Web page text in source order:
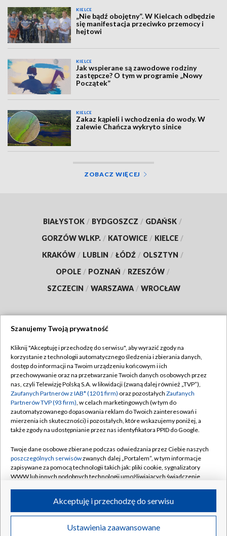
KIELCE
„Nie bądź obojętny”. W Kielcach odbędzie
się manifestacja przeciwko przemocy i
hejtowi
KIELCE
Jak wspierane są zawodowe rodziny
zastępcze? O tym w programie „Nowy
Początek”
KIELCE
Zakaz kąpieli i wchodzenia do wody. W
zalewie Chańcza wykryto sinice
ZOBACZ WIĘCEJ
BIAŁYSTOK / BYDGOSZCZ / GDAŃSK /
GORZÓW WLKP. / KATOWICE / KIELCE /
KRAKÓW / LUBLIN / ŁÓDŹ / OLSZTYN /
OPOLE / POZNAŃ / RZESZÓW /
SZCZECIN / WARSZAWA / WROCŁAW
TVP
Abonament TVP
Emisja w TVP
Centrum informacji TVP
Naziemna Telewizja Cyfrowa
Rada Programowa
System NOS
Informacje o nadawcy
Program dla prasy
Regulamin TVP
Polityka prywatności
Moje zgody
Pomoc
Kontakt
Kanały
©2026 Telewizja Polska S.A. w likwidacji
Szanujemy Twoją prywatność
Kliknij "Akceptuję i przechodzę do serwisu", aby wyrazić zgody na
korzystanie z technologii automatycznego śledzenia i zbierania danych,
dostęp do informacji na Twoim urządzeniu końcowym i ich
przechowywanie oraz na przetwarzanie Twoich danych osobowych przez
nas, czyli Telewizję Polską S.A. w likwidacji (zwaną dalej również „TVP”),
Zaufanych Partnerów z IAB* (1201 firm) oraz pozostałych Zaufanych
Partnerów TVP (93 firm), w celach marketingowych (w tym do
zautomatyzowanego dopasowania reklam do Twoich zainteresowań i
mierzenia ich skuteczności) i pozostałych, które wskazujemy poniżej, a
także zgody na udostępnianie przez nas identyfikatora PPID do Google.
Twoje dane osobowe zbierane podczas odwiedzania przez Ciebie naszych
poszczególnych serwisówzwanych dalej „Portalem”, w tym informacje
zapisywane za pomocą technologii takich jak: pliki cookie, sygnalizatory
WWW lub innych podobnych technologii umożliwiających świadczenie
ruchu w Internecie.
Twoje dane osobowe zbierane podczas odwiedzania przez Ciebie
poszczególnych serwisówna Portalu, takie jak adresy IP, identyfikatory
Ustawienia zaawansowane
Akceptuję i przechodzę do serwisu